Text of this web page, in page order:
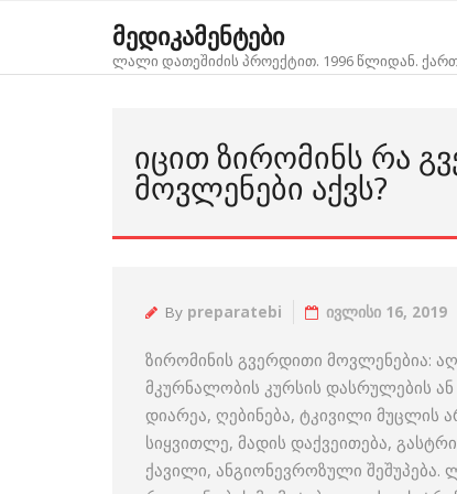
მედიკამენტები
ლალი დათეშიძის პროექტით. 1996 წლიდან.
ᲘᲪᲘᲗ ᲖᲘᲠᲝᲛᲘᲜᲡ ᲠᲐ
ᲛᲝᲕᲚᲔᲜᲔᲑᲘ ᲐᲥᲕᲡ?
By preparatebi ივლისი 16, 2019
ზირომინის გვერდითი მოვლენებია:
მკურნალობის კურსის დასრულების ან
დიარეა, ღებინება, ტკივილი მუცლის
სიყვითლე, მადის დაქვეითება,
ქავილი, ანგიონევროზული